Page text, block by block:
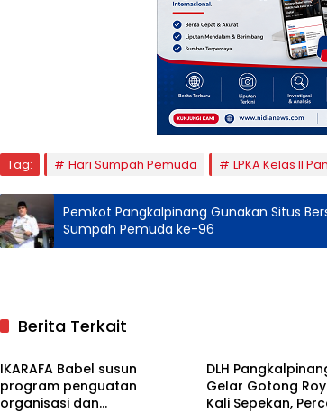
Tag: Hari Sumpah Pemuda LPKA Kelas II
Pemkot Pangkalpinang Gunakan Situs
Sumpah Pemuda ke-96
Berita Terkait
Pangkalpinang
IKARAFA Babel susun
program penguatan
organisasi dan
DLH
Gelar Gotong
Kali Sepekan,